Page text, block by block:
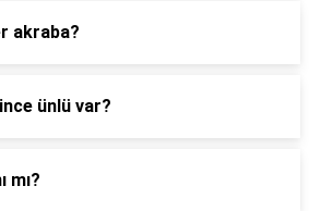
akraba?
ünlü var?
mı?